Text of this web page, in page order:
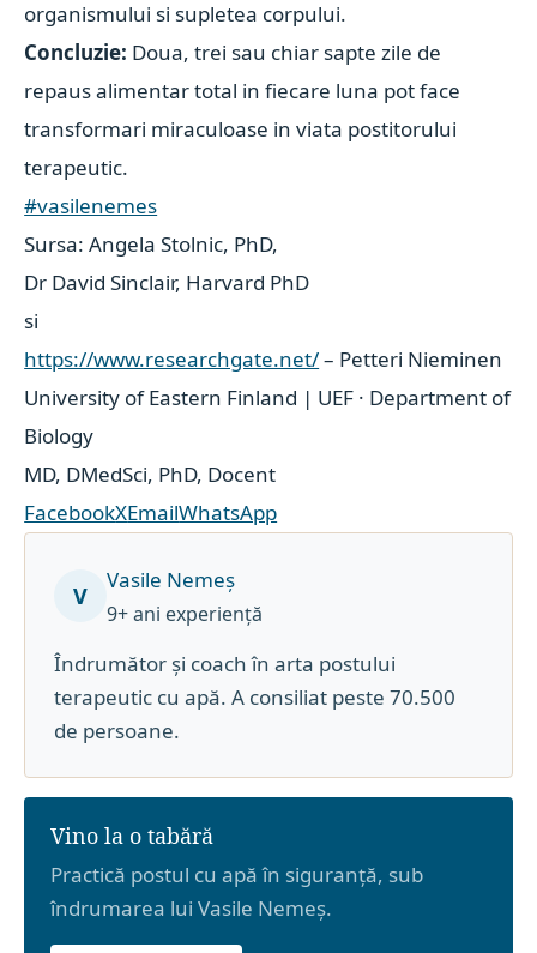
organismului si supletea corpului.
Concluzie: Doua, trei sau chiar sapte zile de
repaus alimentar total in fiecare luna pot face
transformari miraculoase in viata postitorului
terapeutic.
#vasilenemes
Sursa: Angela Stolnic, PhD,
Dr David Sinclair, Harvard PhD
si
https://www.researchgate.net/– Petteri Nieminen
University of Eastern Finland | UEF · Department of
Biology
MD, DMedSci, PhD, Docent
FacebookXEmailWhatsApp
V
Vasile Nemeș
9+ ani experiență
Îndrumător și coach în arta postului
terapeutic cu apă. A consiliat peste 70.500
de persoane.
Vino la o tabără
Practică postul cu apă în siguranță, sub
îndrumarea lui Vasile Nemeș.